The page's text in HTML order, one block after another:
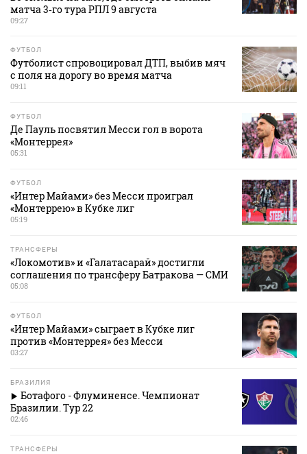
матча 3‑го тура РПЛ 9 августа
09:27
ФУТБОЛ
Футболист спровоцировал ДТП, выбив мяч
с поля на дорогу во время матча
09:11
ФУТБОЛ
Де Пауль посвятил Месси гол в ворота
«Монтеррея»
05:31
ФУТБОЛ
«Интер Майами» без Месси проиграл
«Монтеррею» в Кубке лиг
05:19
ТРАНСФЕРЫ
«Локомотив» и «Галатасарай» достигли
соглашения по трансферу Батракова — СМИ
05:08
ФУТБОЛ
«Интер Майами» сыграет в Кубке лиг
против «Монтеррея» без Месси
03:27
БРАЗИЛИЯ
Ботафого - Флуминенсе. Чемпионат
Бразилии. Тур 22
02:46
ТРАНСФЕРЫ